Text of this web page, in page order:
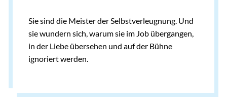
Sie sind die Meister der Selbstverleugnung. Und
sie wundern sich, warum sie im Job übergangen,
in der Liebe übersehen und auf der Bühne
ignoriert werden.